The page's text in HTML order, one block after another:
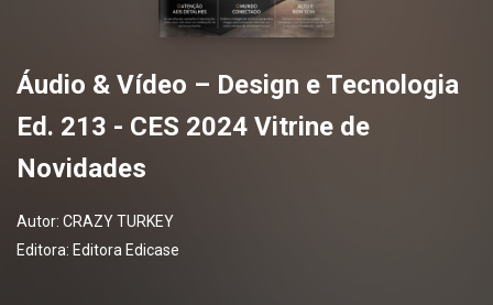
Áudio & Vídeo – Design e Tecnologia
Ed. 213 - CES 2024 Vitrine de
Novidades
Autor: CRAZY TURKEY
Editora: Editora Edicase